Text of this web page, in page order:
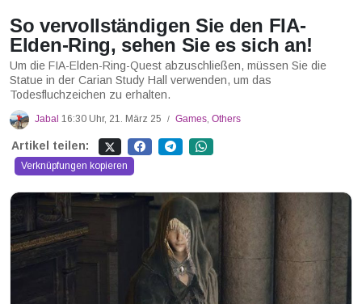
So vervollständigen Sie den FIA-
Elden-Ring, sehen Sie es sich an!
Um die FIA-Elden-Ring-Quest abzuschließen, müssen Sie die
Statue in der Carian Study Hall verwenden, um das
Todesfluchzeichen zu erhalten.
Jabal 16:30 Uhr, 21. März 25 / Games, Others
Artikel teilen:
Verknüpfungen kopieren